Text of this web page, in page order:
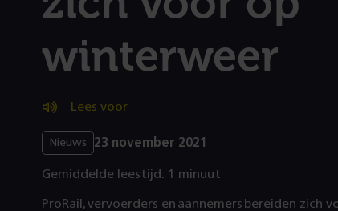
winterweer
Lees voor
Nieuws 23 november 2021
Gemiddelde leestijd: 1 minuut
ProRail, vervoerders en aannemers bereiden zich